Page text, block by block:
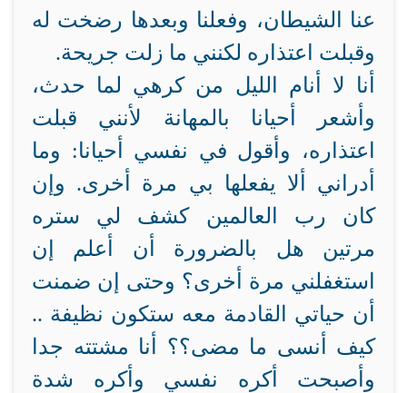
عنا الشيطان، وفعلنا وبعدها رضخت له
وقبلت اعتذاره لكنني ما زلت جريحة.
أنا لا أنام الليل من كرهي لما حدث،
وأشعر أحيانا بالمهانة لأنني قبلت
اعتذاره، وأقول في نفسي أحيانا: وما
أدراني ألا يفعلها بي مرة أخرى. وإن
كان رب العالمين كشف لي ستره
مرتين هل بالضرورة أن أعلم إن
استغفلني مرة أخرى؟ وحتى إن ضمنت
أن حياتي القادمة معه ستكون نظيفة ..
كيف أنسى ما مضى؟؟ أنا مشتته جدا
وأصبحت أكره نفسي وأكره شدة